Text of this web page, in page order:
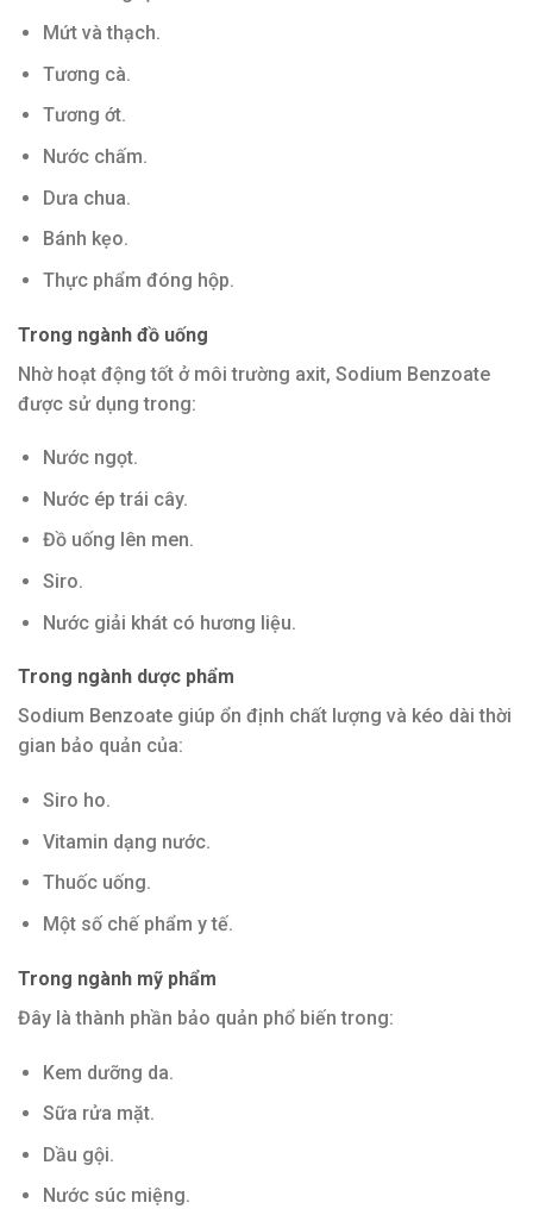
Mứt và thạch.
Tương cà.
Tương ớt.
Nước chấm.
Dưa chua.
Bánh kẹo.
Thực phẩm đóng hộp.
Trong ngành đồ uống
Nhờ hoạt động tốt ở môi trường axit, Sodium Benzoate
được sử dụng trong:
Nước ngọt.
Nước ép trái cây.
Đồ uống lên men.
Siro.
Nước giải khát có hương liệu.
Trong ngành dược phẩm
Sodium Benzoate giúp ổn định chất lượng và kéo dài thời
gian bảo quản của:
Siro ho.
Vitamin dạng nước.
Thuốc uống.
Một số chế phẩm y tế.
Trong ngành mỹ phẩm
Đây là thành phần bảo quản phổ biến trong:
Kem dưỡng da.
Sữa rửa mặt.
Dầu gội.
Nước súc miệng.